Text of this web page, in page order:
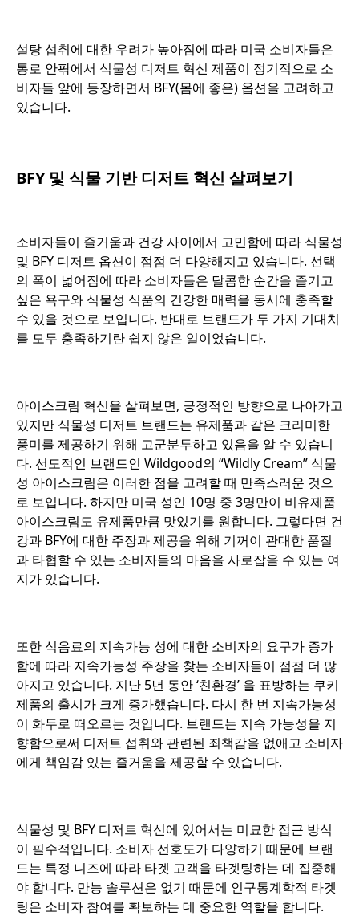
설탕 섭취에 대한 우려가 높아짐에 따라 미국 소비자들은
통로 안팎에서 식물성 디저트 혁신 제품이 정기적으로 소
비자들 앞에 등장하면서 BFY(몸에 좋은) 옵션을 고려하고
있습니다.
BFY 및 식물 기반 디저트 혁신 살펴보기
소비자들이 즐거움과 건강 사이에서 고민함에 따라 식물성
및 BFY 디저트 옵션이 점점 더 다양해지고 있습니다. 선택
의 폭이 넓어짐에 따라 소비자들은 달콤한 순간을 즐기고
싶은 욕구와 식물성 식품의 건강한 매력을 동시에 충족할
수 있을 것으로 보입니다. 반대로 브랜드가 두 가지 기대치
를 모두 충족하기란 쉽지 않은 일이었습니다.
아이스크림 혁신을 살펴보면, 긍정적인 방향으로 나아가고
있지만 식물성 디저트 브랜드는 유제품과 같은 크리미한
풍미를 제공하기 위해 고군분투하고 있음을 알 수 있습니
다. 선도적인 브랜드인 Wildgood의 “Wildly Cream” 식물
성 아이스크림은 이러한 점을 고려할 때 만족스러운 것으
로 보입니다. 하지만 미국 성인 10명 중 3명만이 비유제품
아이스크림도 유제품만큼 맛있기를 원합니다. 그렇다면 건
강과 BFY에 대한 주장과 제공을 위해 기꺼이 관대한 품질
과 타협할 수 있는 소비자들의 마음을 사로잡을 수 있는 여
지가 있습니다.
또한 식음료의 지속가능 성에 대한 소비자의 요구가 증가
함에 따라 지속가능성 주장을 찾는 소비자들이 점점 더 많
아지고 있습니다. 지난 5년 동안 ‘친환경’ 을 표방하는 쿠키
제품의 출시가 크게 증가했습니다. 다시 한 번 지속가능성
이 화두로 떠오르는 것입니다. 브랜드는 지속 가능성을 지
향함으로써 디저트 섭취와 관련된 죄책감을 없애고 소비자
에게 책임감 있는 즐거움을 제공할 수 있습니다.
식물성 및 BFY 디저트 혁신에 있어서는 미묘한 접근 방식
이 필수적입니다. 소비자 선호도가 다양하기 때문에 브랜
드는 특정 니즈에 따라 타겟 고객을 타겟팅하는 데 집중해
야 합니다. 만능 솔루션은 없기 때문에 인구통계학적 타겟
팅은 소비자 참여를 확보하는 데 중요한 역할을 합니다.